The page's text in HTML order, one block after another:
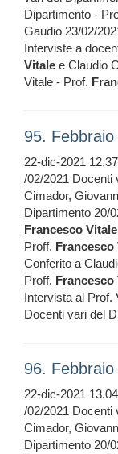
Dipartimento -
Gaudio 23/02/
Interviste a
Vitale e Claudio
Vitale - Prof.
95.
22-dic-2021
/02/2021 Docenti
Cimador,
Dipartimento 20/
Francesco Vitale
Proff. Francesco
Conferito a
Proff. Francesco
Intervista al Prof.
Docenti vari del
96.
22-dic-2021
/02/2021 Docenti
Cimador,
Dipartimento 20/